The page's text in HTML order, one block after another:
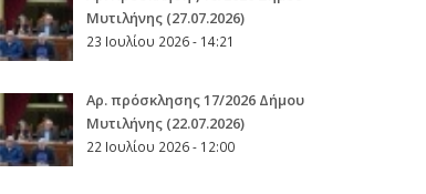
Μυτιλήνης (27.07.2026)
23 Ιουλίου 2026 - 14:21
Αρ. πρόσκλησης 17/2026 Δήμου
Μυτιλήνης (22.07.2026)
22 Ιουλίου 2026 - 12:00